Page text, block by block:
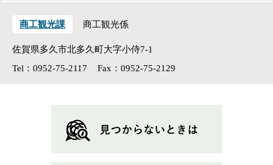
商工観光課 商工観光係
佐賀県多久市北多久町大字小侍7-1
Tel：0952-75-2117
Fax：0952-75-2129